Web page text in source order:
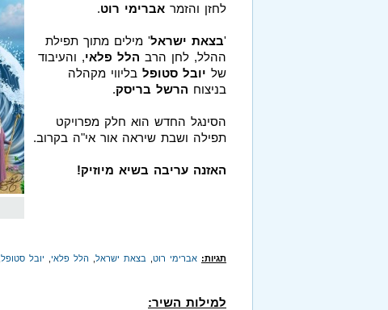
לחזן והזמר אברימי רוט.
'בצאת ישראל' מילים מתוך תפילת
ההלל, לחן הרב הלל פלאי, והעיבוד
של יובל סטופל בליווי מקהלה
בניצוח הרשל בריסק.
הסינגל החדש הוא חלק מפרויקט
תפילה ושבת שיראה אור אי"ה בקרוב.
האזנה עריבה בשיא מיוזיק!
תגיות: אברימי רוט בצאת ישראל הלל פלאי יובל סטופל
למילות השיר: